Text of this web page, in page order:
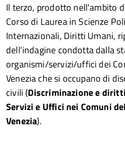
Il terzo, prodotto nell'ambito
Corso di Laurea in Scienze
Internazionali, Diritti Umani,
dell'indagine condotta dalla
organismi/servizi/uffici dei
Venezia che si occupano di
civili (Discriminazione e
Servizi e Uffici nei Comuni
Venezia).